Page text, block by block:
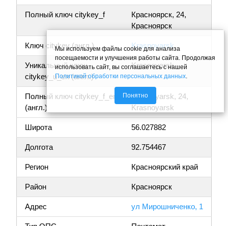
Полный ключ citykey_f
Красноярск, 24,
Красноярск
Ключ citykey (англ.) Krasnoyarsk
Уникальный ключ
citykey_u_en (англ.)
Krasnoyarsk
Полный ключ citykey_f_en
(англ.)
Krasnoyarsk, 24,
Krasnoyarsk
Широта 56.027882
Долгота 92.754467
Регион Красноярский край
Район Красноярск
Адрес ул Мирошниченко, 1
Мы используем файлы cookie для анализа
посещаемости и улучшения работы сайта. Продолжая
использовать сайт, вы соглашаетесь с нашей
Политикой обработки персональных данных.
Понятно